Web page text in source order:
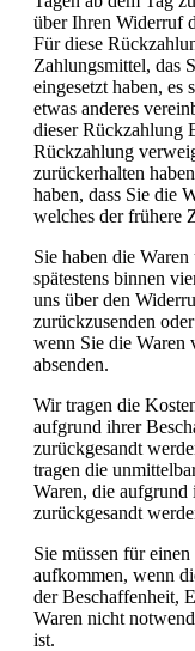
über Ihren Widerruf
Für diese
Zahlungsmittel, das
eingesetzt haben,
etwas anderes
dieser Rückzahlung
Rückzahlung
zurückerhalten
haben, dass Sie die
welches der frühere
Sie haben die
spätestens binnen
uns über den
zurückzusenden
wenn Sie die Waren
absenden.
Wir tragen die
aufgrund ihrer
zurückgesandt
tragen die
Waren, die aufgrund
zurückgesandt
Sie müssen für
aufkommen, wenn
der Beschaffenheit,
Waren nicht
ist.